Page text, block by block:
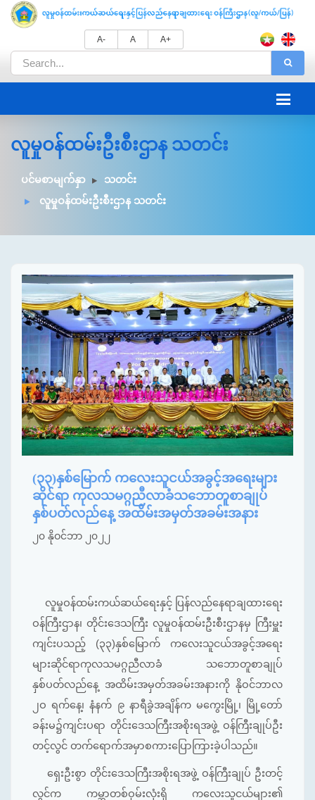
A- A A+
လူမှုဝန်ထမ်းဦးစီးဌာန သတင်း
ပင်မစာမျက်နှာ
သတင်း
လူမှုဝန်ထမ်းဦးစီးဌာန သတင်း
(၃၃)နှစ်မြောက် ကလေးသူငယ်အခွင့်အရေးများ
ဆိုင်ရာ ကုလသမဂ္ဂညီလာခံသဘောတူစာချုပ်
နှစ်ပတ်လည်နေ့ အထိမ်းအမှတ်အခမ်းအနား
၂၀ နိုဝင်ဘာ ၂၀၂၂
လူမှုဝန်ထမ်းကယ်ဆယ်ရေးနှင့် ပြန်လည်နေရာချထားရေး
ဝန်ကြီးဌာန၊ တိုင်းဒေသကြီး လူမှုဝန်ထမ်းဦးစီးဌာနမှ ကြီးမှူး
ကျင်းပသည့် (၃၃)နှစ်မြောက် ကလေးသူငယ်အခွင့်အရေး
များဆိုင်ရာကုလသမဂ္ဂညီလာခံ သဘောတူစာချုပ်
နှစ်ပတ်လည်နေ့ အထိမ်းအမှတ်အခမ်းအနားကို နိုဝင်ဘာလ
၂ဝ ရက်နေ့၊ နံနက် ၉ နာရီခွဲအချိန်က မကွေးမြို့၊ မြို့တော်
ခန်းမ၌ကျင်းပရာ တိုင်းဒေသကြီးအစိုးရအဖွဲ့ ဝန်ကြီးချုပ်ဦး
တင့်လွင် တက်ရောက်အမှာစကားပြောကြားခဲ့ပါသည်။
ရှေးဦးစွာ တိုင်းဒေသကြီးအစိုးရအဖွဲ့ ဝန်ကြီးချုပ် ဦးတင့်
လွင်က ကမ္ဘာတစ်ဝှမ်းလုံးရှိ ကလေးသူငယ်များ၏